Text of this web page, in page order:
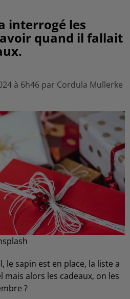
interrogé les
quand il fallait
à 6h46 par Cordula Mullerke
le sapin est en place, la liste a
mais alors les cadeaux, on les
?